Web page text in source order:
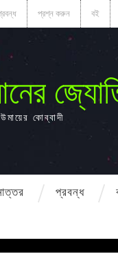
প্রশ্ন করুন বই
কোব্বাদী
প্রবন্ধ